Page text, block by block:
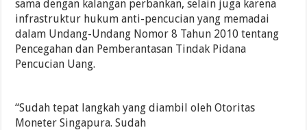
sama dengan kalangan perbankan, selain juga karena
infrastruktur hukum anti-pencucian yang memadai
dalam Undang-Undang Nomor 8 Tahun 2010 tentang
Pencegahan dan Pemberantasan Tindak Pidana
Pencucian Uang.
“Sudah tepat langkah yang diambil oleh Otoritas
Moneter Singapura. Sudah